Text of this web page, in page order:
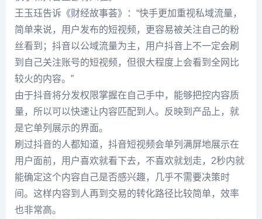
王玉珏告诉《财经故事荟》：“快手更加重视私域流量，
简单来说，用户发布的短视频，更容易被关注自己的粉
丝看到；抖音以公域流量为主，用户抖音上不一定会刷
到自己关注账号的短视频，但很大程度上会看到全网比
较火的内容。”
由于抖音将分发权限掌握在自己手中，能够把控内容质
量，所以可以快速让内容匹配到人。反映到产品上，就
是它单列展示的界面。
刷过抖音的人都知道，抖音短视频会单列满屏地展示在
用户面前，用户喜欢就看下去，不喜欢就划走，2秒内就
能确定这个内容自己是否感兴趣，几乎不需要决策时
间。这样内容到人再到交易的转化路径比较简单，效率
也非常高。